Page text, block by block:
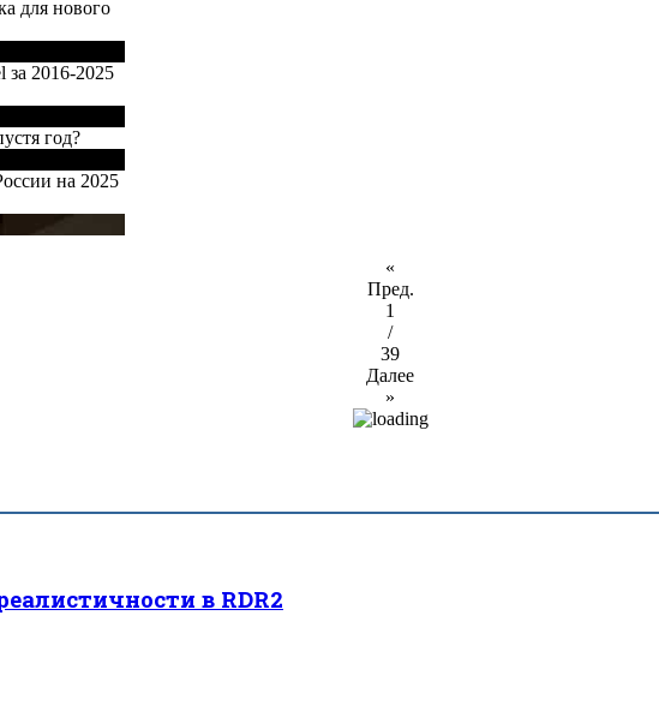
для нового
за 2016-2025
год?
на 2025
«
Пред.
1
/
39
Далее
»
в RDR2